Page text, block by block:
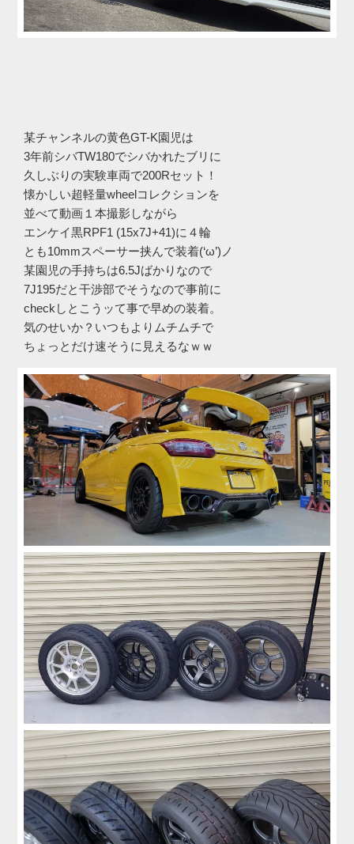
某チャンネルの黄色GT-K園児は
3年前シバTW180でシバかれたブリに
久しぶりの実験車両で200Rセット！
懐かしい超軽量wheelコレクションを
並べて動画１本撮影しながら
エンケイ黒RPF1 (15x7J+41)に４輪
とも10mmスペーサー挟んで装着(‘ω’)ノ
某園児の手持ちは6.5Jばかりなので
7J195だと干渉部でそうなので事前に
checkしとこうッて事で早めの装着。
気のせいか？いつもよりムチムチで
ちょっとだけ速そうに見えるなｗｗ